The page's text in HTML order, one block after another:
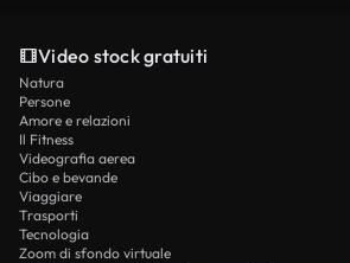
Video stock gratuiti
Natura
Persone
Amore e relazioni
Il Fitness
Videografia aerea
Cibo e bevande
Viaggiare
Trasporti
Tecnologia
Zoom di sfondo virtuale